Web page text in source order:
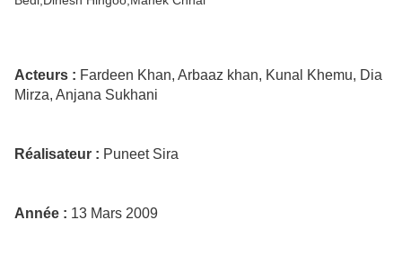
Acteurs : Fardeen Khan, Arbaaz khan, Kunal Khemu, Dia
Mirza, Anjana Sukhani
Réalisateur : Puneet Sira
Année : 13 Mars 2009